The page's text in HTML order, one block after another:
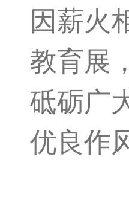
因薪火
教育展
砥砺广
优良作